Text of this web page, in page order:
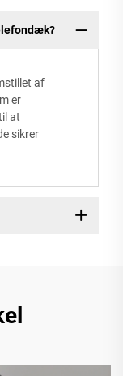
af
er
at
sikrer